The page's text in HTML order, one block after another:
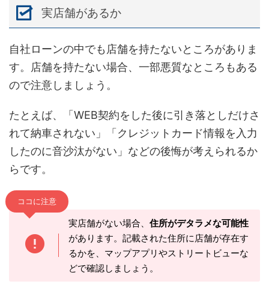
実店舗があるか
自社ローンの中でも店舗を持たないところがありま
す。店舗を持たない場合、一部悪質なところもある
ので注意しましょう。
たとえば、「WEB契約をした後に引き落としだけさ
れて納車されない」「クレジットカード情報を入力
したのに音沙汰がない」などの後悔が考えられるか
らです。
ココに注意
実店舗がない場合、 住所がデタラメな可能性
があります。記載された住所に店舗が存在す
るかを、マップアプリやストリートビューな
どで確認しましょう。